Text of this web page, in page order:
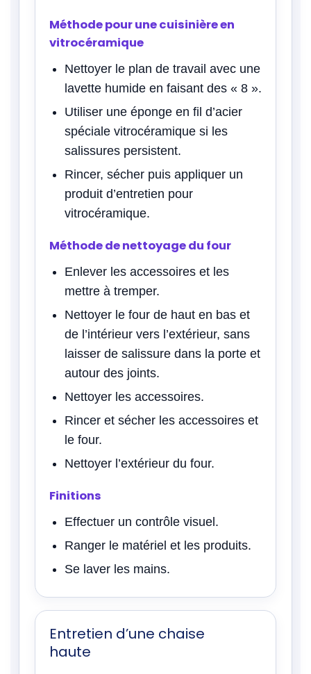
Méthode pour une cuisinière en
vitrocéramique
Nettoyer le plan de travail avec une
lavette humide en faisant des « 8 ».
Utiliser une éponge en fil d’acier
spéciale vitrocéramique si les
salissures persistent.
Rincer, sécher puis appliquer un
produit d’entretien pour
vitrocéramique.
Méthode de nettoyage du four
Enlever les accessoires et les
mettre à tremper.
Nettoyer le four de haut en bas et
de l’intérieur vers l’extérieur, sans
laisser de salissure dans la porte et
autour des joints.
Nettoyer les accessoires.
Rincer et sécher les accessoires et
le four.
Nettoyer l’extérieur du four.
Finitions
Effectuer un contrôle visuel.
Ranger le matériel et les produits.
Se laver les mains.
Entretien d’une chaise
haute